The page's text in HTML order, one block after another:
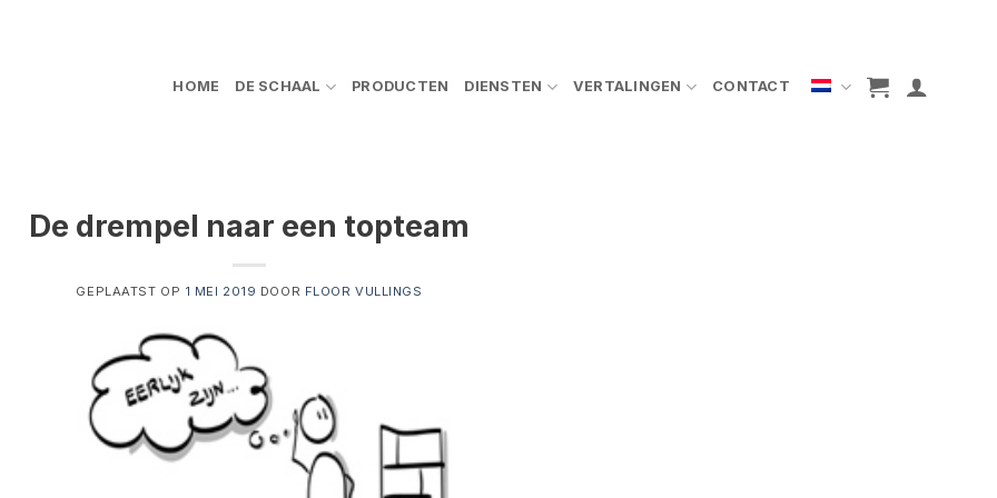
HOME DE SCHAAL PRODUCTEN DIENSTEN VERTALINGEN CONTACT
De drempel naar een topteam
GEPLAATST OP 1 MEI 2019 DOOR FLOOR VULLINGS